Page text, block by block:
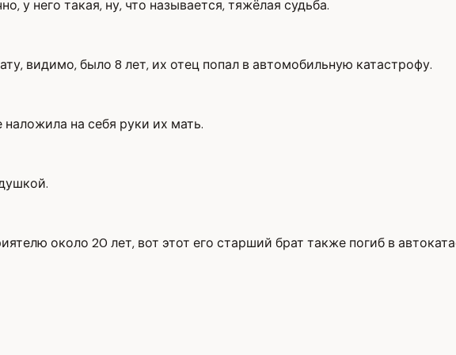
у него такая, ну, что называется, тяжёлая судьба.
видимо, было 8 лет, их отец попал в автомобильную катастрофу.
на себя руки их мать.
около 20 лет, вот этот его старший брат также погиб в